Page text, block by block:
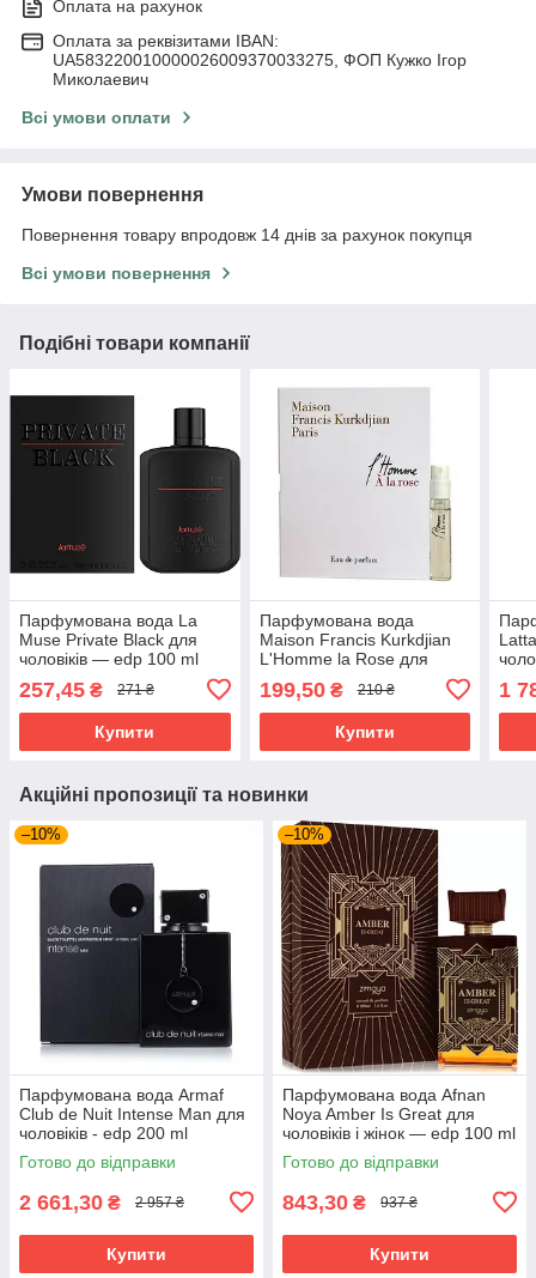
Оплата на рахунок
Оплата за реквізитами IBAN:
UA583220010000026009370033275, ФОП Кужко Ігор
Миколаевич
Всі умови оплати
Умови повернення
Повернення товару впродовж 14 днів за рахунок покупця
Всі умови повернення
Подібні товари компанії
Парфумована вода La
Muse Private Black для
чоловіків — edp 100 ml
257,45 ₴ 271 ₴
Купити
Парфумована вода
Maison Francis Kurkdjian
L'Homme la Rose для
чоловіків — edp 2 ml vial
199,50₴ 210 ₴
Купити
1
Акційні пропозиції та новинки
–10%
Парфумована вода Armaf
Club de Nuit Intense Man для
чоловіків - edp 200 ml
Готово до відправки
2 661,30 ₴ 2 957 ₴
Купити
–10%
Парфумована вода Afnan
Noya Amber Is Great для
чоловіків і жінок — edp 100 ml
Готово до відправки
843,30 ₴ 937 ₴
Купити